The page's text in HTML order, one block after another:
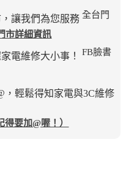
全台門
市詳細資訊
FB臉書
要加@喔！）